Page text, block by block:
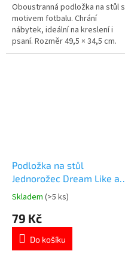
5
hvězdiček.
Oboustranná podložka na stůl s
motivem fotbalu. Chrání
nábytek, ideální na kreslení i
psaní. Rozměr 49,5 × 34,5 cm.
Více produktů s motivem
Podložka na stůl
Jednorožec Dream Like a
Unicorn – oboustranná
Průměrné
produktu
5,0
Skladem (>5 ks)
79 Kč
Do košíku